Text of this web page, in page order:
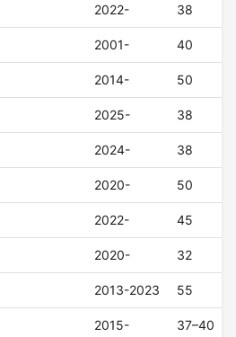
2022- 38
2001- 40
2014- 50
2025- 38
2024- 38
2020- 50
2022- 45
2020- 32
2013-2023 55
2015- 37–40